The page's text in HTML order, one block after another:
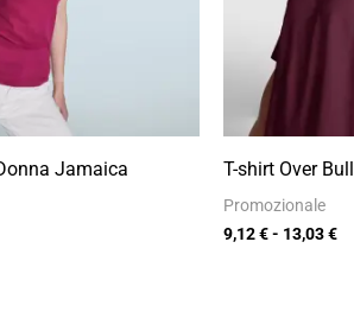
Jamaica T-shirt Over Bull
Promozionale
9,12€- 13,03€